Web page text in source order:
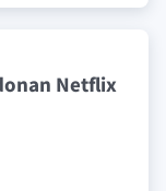
Netflix